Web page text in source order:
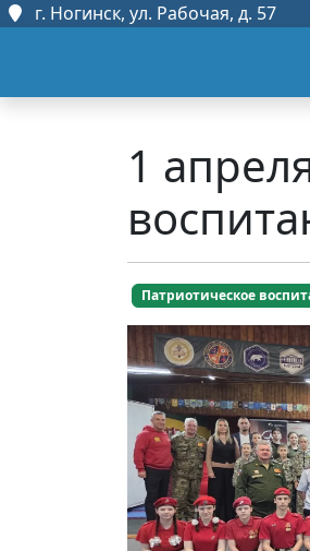
г. Ногинск, ул. Рабочая, д. 57
1
Патриотическое